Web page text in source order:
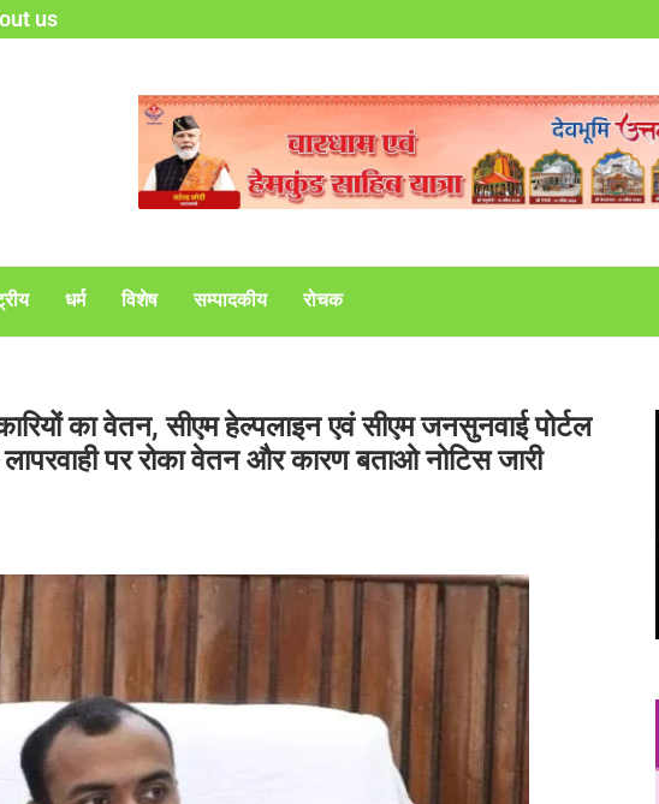
us
धर्म विशेष सम्पादकीय रोचक
का वेतन, सीएम हेल्पलाइन एवं सीएम जनसुनवाई पोर्टल
पर रोका वेतन और कारण बताओ नोटिस जारी